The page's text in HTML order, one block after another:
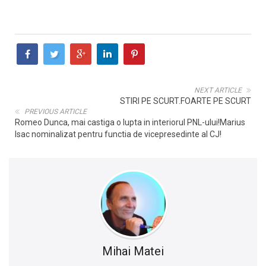
NEXT ARTICLE
STIRI PE SCURT.FOARTE PE SCURT
PREVIOUS ARTICLE
Romeo Dunca, mai castiga o lupta in interiorul PNL-ului!Marius
Isac nominalizat pentru functia de vicepresedinte al CJ!
Mihai Matei